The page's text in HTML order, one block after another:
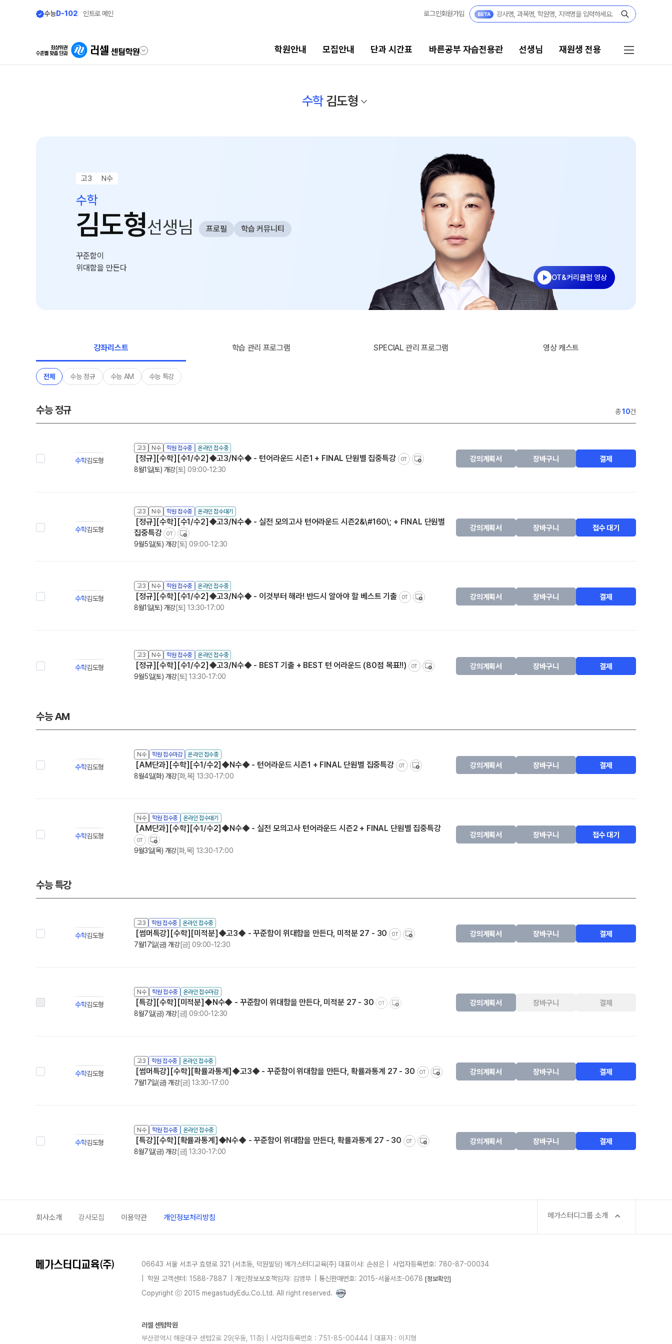
수능D-102 인트로 메인 로그인회원가입
학원안내 모집안내 단과 시간표 바른공부 자습전용관 선생님 재원생 전용
학원 이용 안내
2027 재학생 정규반
2026 썸머스쿨
9월 정규·특강 단과
N
바른공부 자습전용관
선생님
전체
영어
한국사
사회탐구
과학탐구
논술
메가패스 특별 지원
메가 스마트 리포트
수학김도형
고3 N수
수학
김도형선생님 프로필 학습 커뮤니티
꾸준함이
위대함을 만든다
OT&커리큘럼 영상
강좌리스트 학습 관리 프로그램 SPECIAL 관리 프로그램 영상 캐스트
전체 수능 정규 수능 AM 수능 특강
수능 정규 총10건
수학김도형
고3 N수 학원 접수중 온라인 접수중
[정규][수학][수1/수2]◆고3/N수◆ - 턴어라운드 시즌1 + FINAL 단원별 집중특강 OT
8월1일(토) 개강[토] 09:00-12:30
강의계획서 장바구니 결제
수학김도형
고3 N수 학원 접수중 온라인 접수대기
[정규][수학][수1/수2]◆고3/N수◆ - 실전 모의고사 턴어라운드 시즌2&\#160\; + FINAL 단원별
집중특강
OT
9월5일(토) 개강[토] 09:00-12:30
강의계획서 장바구니 접수 대기
수학김도형
고3 N수 학원 접수중 온라인 접수중
[정규][수학][수1/수2]◆고3/N수◆ - 이것부터 해라! 반드시 알아야 할 베스트 기출 OT
8월1일(토) 개강[토] 13:30-17:00
강의계획서 장바구니 결제
수학김도형
고3 N수 학원 접수중 온라인 접수중
[정규][수학][수1/수2]◆고3/N수◆ - BEST 기출 + BEST 턴 어라운드 (80점 목표!!) OT
9월5일(토) 개강[토] 13:30-17:00
강의계획서 장바구니 결제
수능 AM
수학김도형
N수 학원 접수마감 온라인 접수중
[AM단과][수학][수1/수2]◆N수◆ - 턴어라운드 시즌1 + FINAL 단원별 집중특강 OT
8월4일(화) 개강[화,목] 13:30-17:00
강의계획서 장바구니 결제
수학김도형
N수 학원 접수중 온라인 접수대기
[AM단과][수학][수1/수2]◆N수◆ - 실전 모의고사 턴어라운드 시즌2 + FINAL 단원별 집중특강
OT
9월3일(목) 개강[화,목] 13:30-17:00
강의계획서 장바구니 접수 대기
수능 특강
수학김도형
고3 학원 접수중 온라인 접수중
[썸머특강][수학][미적분]◆고3◆ - 꾸준함이 위대함을 만든다, 미적분 27 - 30 OT
7월17일(금) 개강[금] 09:00-12:30
강의계획서 장바구니 결제
수학김도형
N수 학원 접수중 온라인 접수마감
[특강][수학][미적분]◆N수◆ - 꾸준함이 위대함을 만든다, 미적분 27 - 30 OT
8월7일(금) 개강[금] 09:00-12:30
강의계획서 장바구니 결제
수학김도형
고3 학원 접수중 온라인 접수중
[썸머특강][수학][확률과통계]◆고3◆ - 꾸준함이 위대함을 만든다, 확률과통계 27 - 30 OT
7월17일(금) 개강[금] 13:30-17:00
강의계획서 장바구니 결제
수학김도형
N수 학원 접수중 온라인 접수중
[특강][수학][확률과통계]◆N수◆ - 꾸준함이 위대함을 만든다, 확률과통계 27 - 30 OT
8월7일(금) 개강[금] 13:30-17:00
강의계획서 장바구니 결제
회사소개 강사모집 이용약관 개인정보처리방침 메가스터디그룹 소개
06643 서울 서초구 효령로 321 (서초동, 덕원빌딩) 메가스터디교육(주) 대표이사: 손성은 |
사업자등록번호: 780-87-00034
학원 고객센터: 1588-7887 | 개인정보보호책임자: 김영무 통신판매번호: 2015-서울서초-0678 [정보확인]
Copyright ⓒ 2015 megastudyEdu.Co.Ltd. All right reserved.
러셀 센텀학원
부산광역시 해운대구 센텀2로 29(우동, 11층) | 사업자등록번호 : 751-85-00444 | 대표자 : 이지형